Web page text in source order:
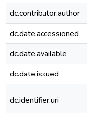
dc.contributor.author
dc.date.accessioned
dc.date.available
dc.date.issued
dc.identifier.uri